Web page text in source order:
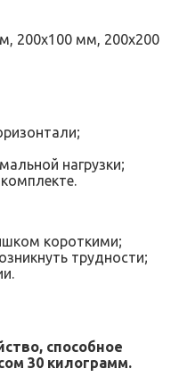
200х100 мм, 200х200
нагрузки;
короткими;
трудности;
способное
30 килограмм.